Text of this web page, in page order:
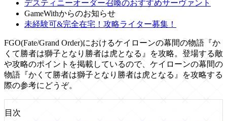
デスティニーオーダー召喚のおすすめサーヴァント
GameWithからのお知らせ
未経験可&完全在宅！攻略ライター募集！
FGO(Fate/Grand Order)におけるケイローンの幕間の物語『か
くて勝者は獅子となり勝者は虎となる』を攻略。登場する敵
や攻略のポイントを掲載しているので、ケイローンの幕間の
物語『かくて勝者は獅子となり勝者は虎となる』を攻略する
際の参考にどうぞ。
目次